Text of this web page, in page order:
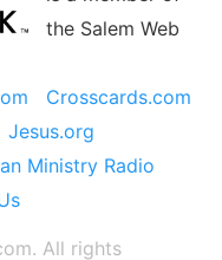
the Salem Web
Crosscards.com
Jesus.org
Ministry Radio
All rights